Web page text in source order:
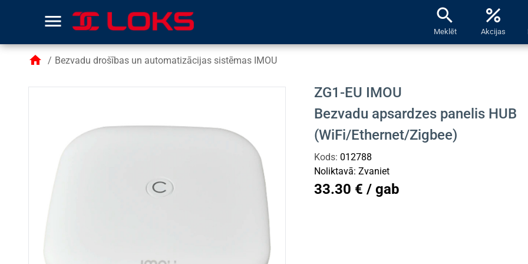
menu search
Meklēt
percent
Akcijas
home / Bezvadu drošības un automatizācijas sistēmas IMOU
ZG1-EU IMOU
Bezvadu apsardzes panelis HUB
(WiFi/Ethernet/Zigbee)
Kods: 012788
Noliktavā: Zvaniet
33.30 € / gab